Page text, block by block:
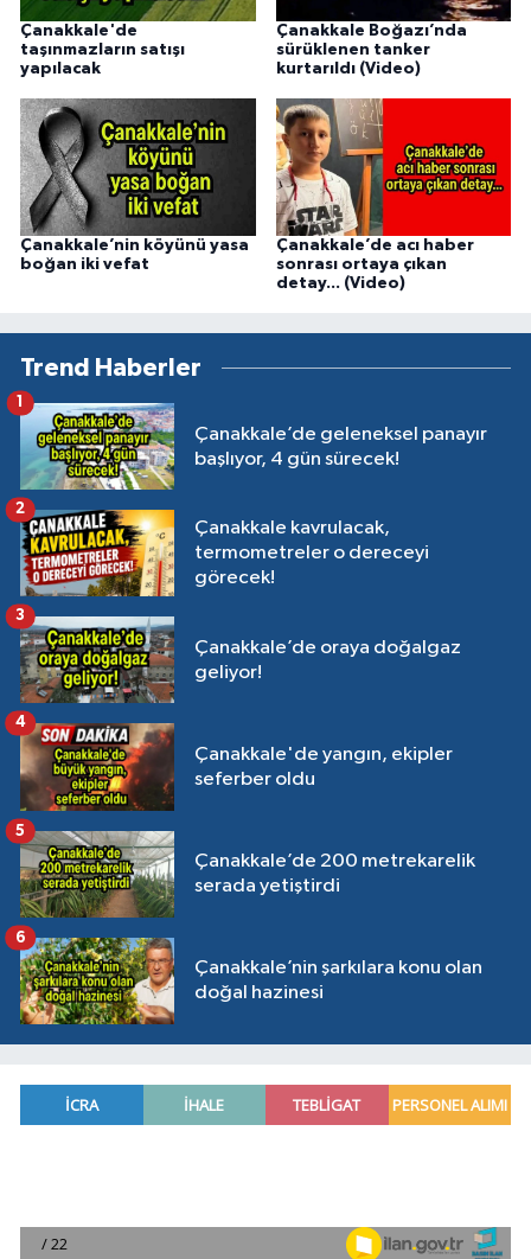
Çanakkale'de
taşınmazların satışı
yapılacak
Çanakkale Boğazı’nda
sürüklenen tanker
kurtarıldı (Video)
Çanakkale’nin köyünü yasa
boğan iki vefat
Çanakkale’de acı haber
sonrası ortaya çıkan
detay... (Video)
Trend Haberler
Çanakkale’de geleneksel panayır
başlıyor, 4 gün sürecek!
Çanakkale kavrulacak,
termometreler o dereceyi
görecek!
2
Çanakkale’de oraya doğalgaz
geliyor!
3
Çanakkale'de yangın, ekipler
seferber oldu
4
Çanakkale’de 200 metrekarelik
serada yetiştirdi
5
Çanakkale’nin şarkılara konu olan
doğal hazinesi
6